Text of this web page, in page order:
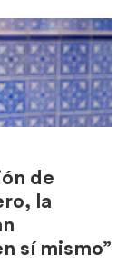
de
la
sí mismo”